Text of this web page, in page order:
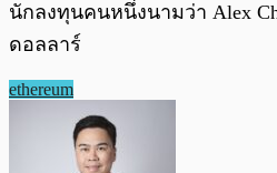
นักลงทุนคนหนึ่งนามว่า Alex
ดอลลาร์
ethereum